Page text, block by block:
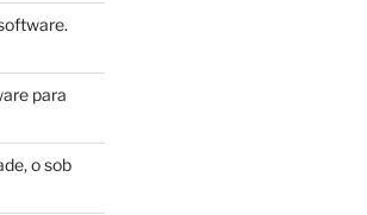
para
o sob